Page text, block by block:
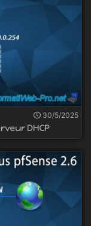
30/5/2025
DHCP